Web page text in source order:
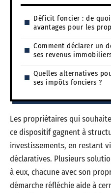
Déficit foncier : de
avantages pour les
Comment déclarer un
ses revenus
Quelles alternatives
ses impôts fonciers ?
Les propriétaires qui
ce dispositif gagnent à
investissements, en restant
déclaratives. Plusieurs
à eux, chacune avec son
démarche réfléchie aide à